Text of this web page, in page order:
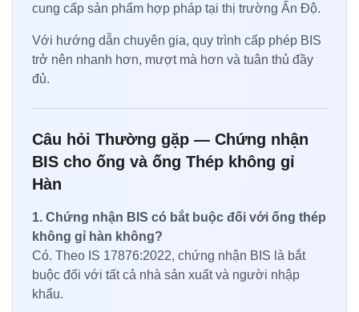
cung cấp sản phẩm hợp pháp tại thị trường Ấn Độ.
Với hướng dẫn chuyên gia, quy trình cấp phép BIS
trở nên nhanh hơn, mượt mà hơn và tuân thủ đầy
đủ.
Câu hỏi Thường gặp — Chứng nhận
BIS cho ống và ống Thép không gỉ
Hàn
1. Chứng nhận BIS có bắt buộc đối với ống thép
không gỉ hàn không?
Có. Theo IS 17876:2022, chứng nhận BIS là bắt
buộc đối với tất cả nhà sản xuất và người nhập
khẩu.